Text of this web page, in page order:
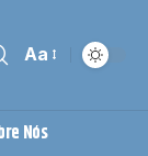
Aa
Nós